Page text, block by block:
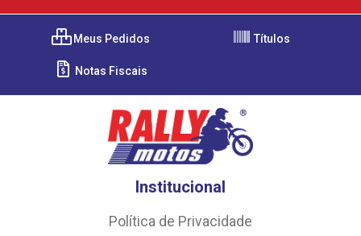
Meus Pedidos Títulos
Notas Fiscais
Institucional
Política de Privacidade